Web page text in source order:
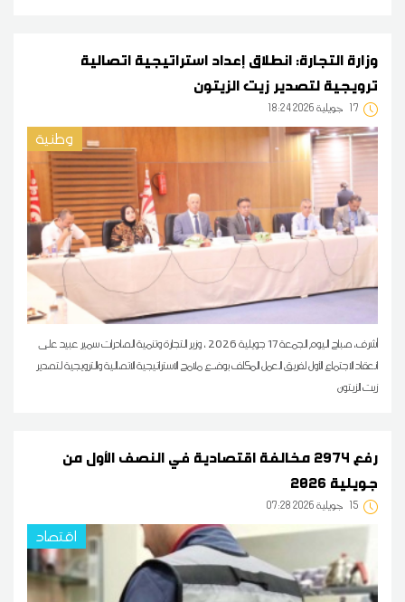
وزارة التجارة: انطلاق إعداد استراتيجية اتصالية
ترويجية لتصدير زيت الزيتون
17 18:24 2026 جويلية
وطنية
أشرف، صباح اليوم الجمعة 17 جويلية 2026 ، وزير التجارة وتنمية الصادرات سمير عبيد على
انعقاد الاجتماع الأول لفريق العمل المكلف بوضـع ملامح الاستراتيجية الاتصالية والترويجية لتصدير
زيت الزيتون
رفع 2974 مخالفة اقتصادية في النصف الأول من
جويلية 2026
15 07:28 2026 جويلية
اقتصاد